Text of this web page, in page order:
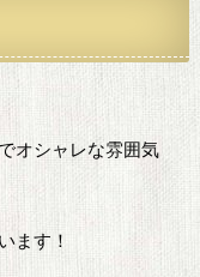
オシャレな雰囲気
ます！